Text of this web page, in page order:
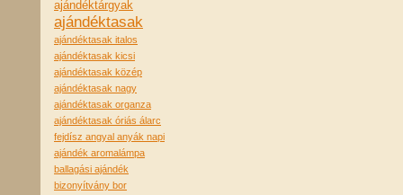
ajándéktárgyak
ajándéktasak
ajándéktasak italos
ajándéktasak kicsi
ajándéktasak közép
ajándéktasak nagy
ajándéktasak organza
ajándéktasak óriás álarc
fejdísz angyal anyák napi
ajándék aromalámpa
ballagási ajándék
bizonyítvány bor